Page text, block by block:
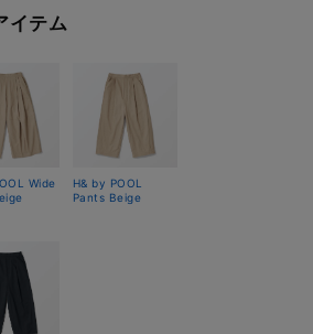
イテム
Wide
H& by POOL
Pants Beige